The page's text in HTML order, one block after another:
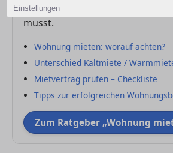
Einstellungen
was du über das Mieten einer
musst.
Wohnung mieten: worauf achten?
Unterschied Kaltmiete /
Mietvertrag prüfen – Checkliste
Tipps zur erfolgreichen
Zum Ratgeber „Wohnung